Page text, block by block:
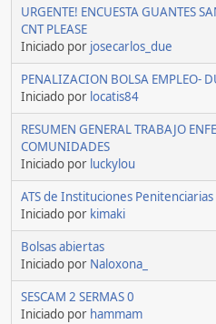
URGENTE! ENCUESTA GUANTES
CNT PLEASE
Iniciado por josecarlos_due
PENALIZACION BOLSA EMPLEO-
Iniciado por locatis84
RESUMEN GENERAL TRABAJO
COMUNIDADES
Iniciado por luckylou
ATS de Instituciones Penitenciarias
Iniciado por kimaki
Bolsas abiertas
Iniciado por Naloxona_
SESCAM 2 SERMAS 0
Iniciado por hammam